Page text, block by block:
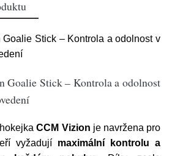
Stick – Kontrola a odolnost v
Goalie Stick – Kontrola a odolnost
CCM Vizion je navržena pro
vyžadují maximální kontrolu a